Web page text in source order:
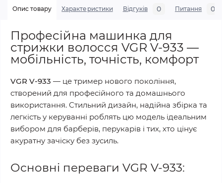
Опис товару Характеристики Відгуків 0 Питання 0
Професійна машинка для
стрижки волосся VGR V-933 —
мобільність, точність, комфорт
VGR V-933 — це тример нового покоління,
створений для професійного та домашнього
використання. Стильний дизайн, надійна збірка та
легкість у керуванні роблять цю модель ідеальним
вибором для барберів, перукарів і тих, хто цінує
акуратну зачіску без зусиль.
Основні переваги VGR V-933: